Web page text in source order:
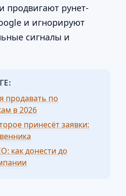
продвигают рунет-
и игнорируют
сигналы и
продавать по
в 2026
принесёт заявки:
как донести до